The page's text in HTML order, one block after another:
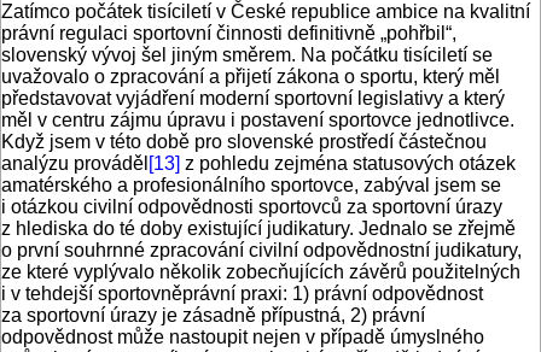
Zatímco počátek tisíciletí v České republice ambice na kvalitní
právní regulaci sportovní činnosti definitivně „pohřbil“,
slovenský vývoj šel jiným směrem. Na počátku tisíciletí se
uvažovalo o zpracování a přijetí zákona o sportu, který měl
představovat vyjádření moderní sportovní legislativy a který
měl v centru zájmu úpravu i postavení sportovce jednotlivce.
Když jsem v této době pro slovenské prostředí částečnou
analýzu prováděl [13] z pohledu zejména statusových otázek
amatérského a profesionálního sportovce, zabýval jsem se
i otázkou civilní odpovědnosti sportovců za sportovní úrazy
z hlediska do té doby existující judikatury. Jednalo se zřejmě
o první souhrnné zpracování civilní odpovědnostní judikatury,
ze které vyplývalo několik zobecňujících závěrů použitelných
i v tehdejší sportovněprávní praxi: 1) právní odpovědnost
za sportovní úrazy je zásadně přípustná, 2) právní
odpovědnost může nastoupit nejen v případě úmyslného